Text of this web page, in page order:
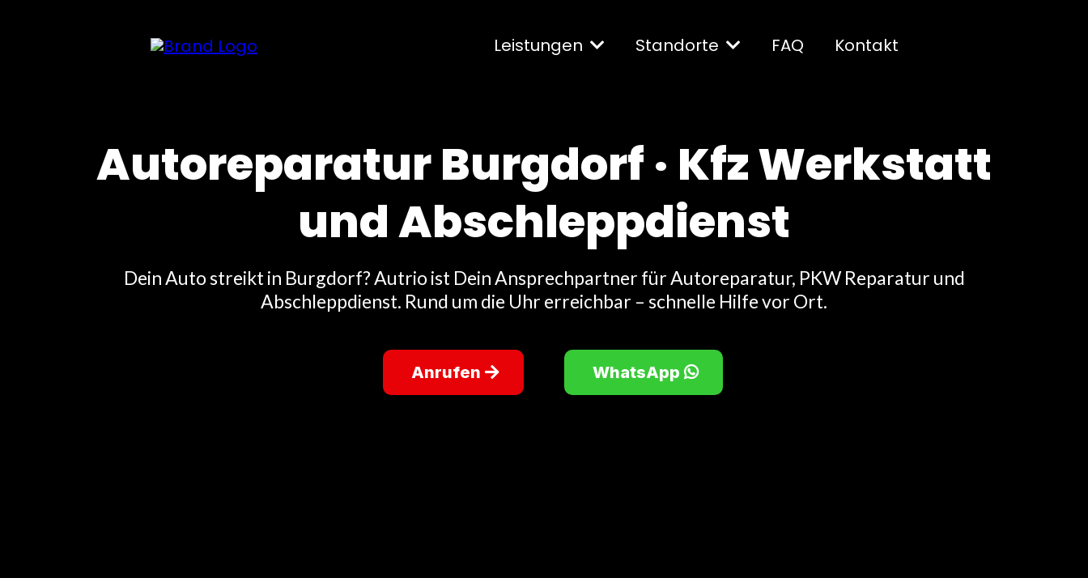
Leistungen Standorte FAQ Kontakt
Autoreparatur Burgdorf · Kfz Werkstatt
und Abschleppdienst
Dein Auto streikt in Burgdorf? Autrio ist Dein Ansprechpartner für Autoreparatur, PKW Reparatur und
Abschleppdienst. Rund um die Uhr erreichbar – schnelle Hilfe vor Ort.
Anrufen WhatsApp